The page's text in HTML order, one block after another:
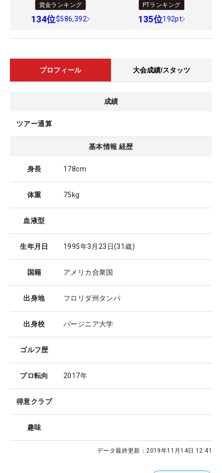
賞金ランキング
134位$586,392
PTランキング
135位192pt
プロフィール 大会成績/スタッツ
成績
ツアー通算
基本情報 経歴
身長 178cm
体重 75kg
血液型
生年月日 1995年3月23日(31歳)
国籍 アメリカ合衆国
出身地 フロリダ州タンパ
出身校 バージニア大学
ゴルフ歴
プロ転向 2017年
得意クラブ
趣味
データ最終更新：2019年11月14日 12:41